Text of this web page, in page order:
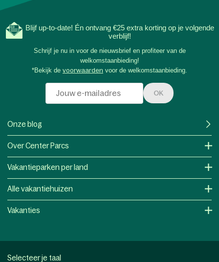
Blijf up-to-date! Én ontvang €25 extra korting op je volgende
verblijf!
Schrijf je nu in voor de nieuwsbrief en profiteer van de
welkomstaanbieding!
*Bekijk de voorwaarden voor de welkomstaanbieding.
OK
Onze blog
Over Center Parcs
Vakantieparken per land
Alle vakantiehuizen
Vakanties
Selecteer je taal